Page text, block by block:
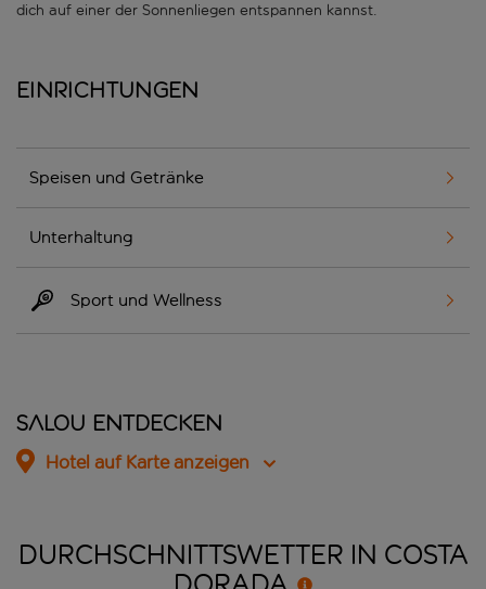
dich auf einer der Sonnenliegen entspannen kannst.
Einrichtungen
Speisen und Getränke
Unterhaltung
Sport und Wellness
Salou entdecken
Hotel auf Karte anzeigen
DURCHSCHNITTSWETTER IN COSTA